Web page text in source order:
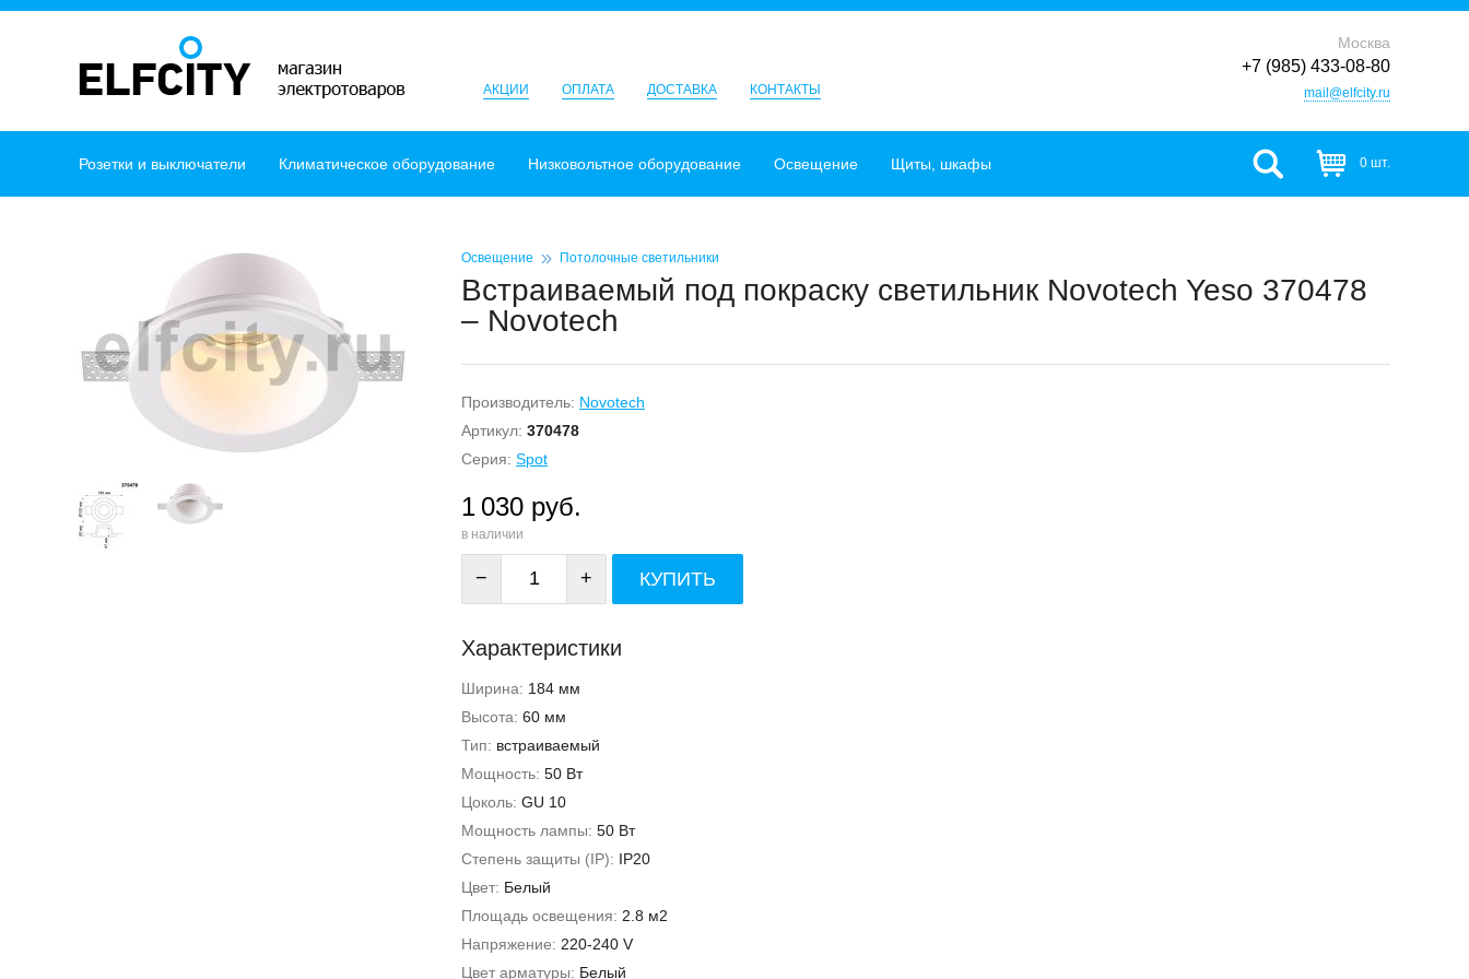
АКЦИИ ОПЛАТА ДОСТАВКА КОНТАКТЫ
Москва
+7 (985) 433-08-80
mail@elfcity.ru
Розетки и выключатели Климатическое оборудование Низковольтное оборудование Освещение Щиты, шкафы 0 шт.
Освещение Потолочные светильники
Встраиваемый под покраску светильник Novotech Yeso 370478
– Novotech
Производитель: Novotech
Артикул: 370478
Серия: Spot
1 030 руб.
в наличии
− + КУПИТЬ
Характеристики
Ширина: 184 мм
Высота: 60 мм
Тип: встраиваемый
Мощность: 50 Вт
Цоколь: GU 10
Мощность лампы: 50 Вт
Степень защиты (IP): IP20
Цвет: Белый
Площадь освещения: 2.8 м2
Напряжение: 220-240 V
Цвет арматуры: Белый